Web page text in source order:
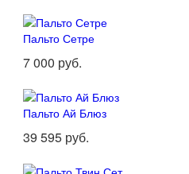
Пальто Сетре
7 000 руб.
Пальто Ай Блюз
39 595 руб.